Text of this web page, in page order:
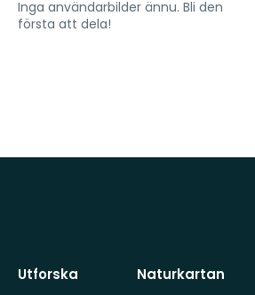
Inga användarbilder ännu. Bli den
första att dela!
Utforska
Naturkartan